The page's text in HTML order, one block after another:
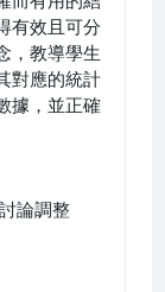
有效且可分
，教導學生
對應的統計
據，並正確
論調整